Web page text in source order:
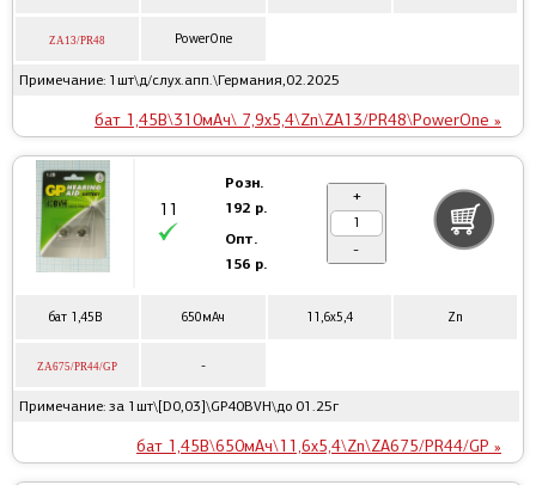
ZA13/PR48 PowerOne
Примечание: 1шт\д/слух.апп.\Германия,02.2025
бат 1,45В\310мАч\ 7,9x5,4\Zn\ZA13/PR48\PowerOne »
бат 1,45В 650мАч 11,6x5,4 Zn
ZA675/PR44/GP -
Примечание: за 1шт\[D0,03]\GP40BVH\до 01.25г
бат 1,45В\650мАч\11,6x5,4\Zn\ZA675/PR44/GP »
11
Розн.
192 р.
Опт.
156 р.
+
-